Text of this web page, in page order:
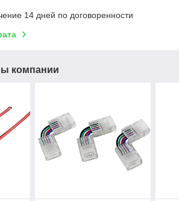
14 дней по договоренности
компании